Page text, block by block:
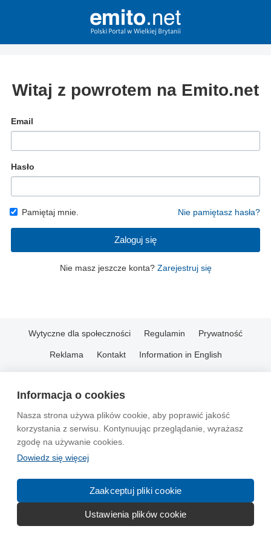
Informacja o cookies
Nasza strona używa plików cookie, aby poprawić jakość
korzystania z serwisu. Kontynuując przeglądanie, wyrażasz
zgodę na używanie cookies.
Dowiedz się więcej
Zaakceptuj pliki cookie
Ustawienia plików cookie
Witaj z powrotem na Emito.net
Email
Hasło
Pamiętaj mnie. Nie pamiętasz hasła?
Zaloguj się
Nie masz jeszcze konta? Zarejestruj się
Wytyczne dla społeczności Regulamin Prywatność
Reklama Kontakt Information in English